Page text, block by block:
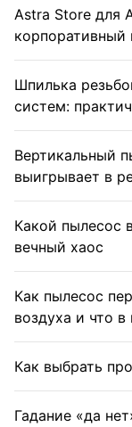
Astra Store для
корпоративный
Шпилька
систем:
Вертикальный
выигрывает в
Какой пылесос
вечный хаос
Как пылесос
воздуха и что
Как выбрать
Гадание «да